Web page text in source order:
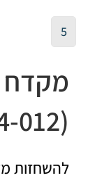
מקדח
(194-012) 849
להשחזות